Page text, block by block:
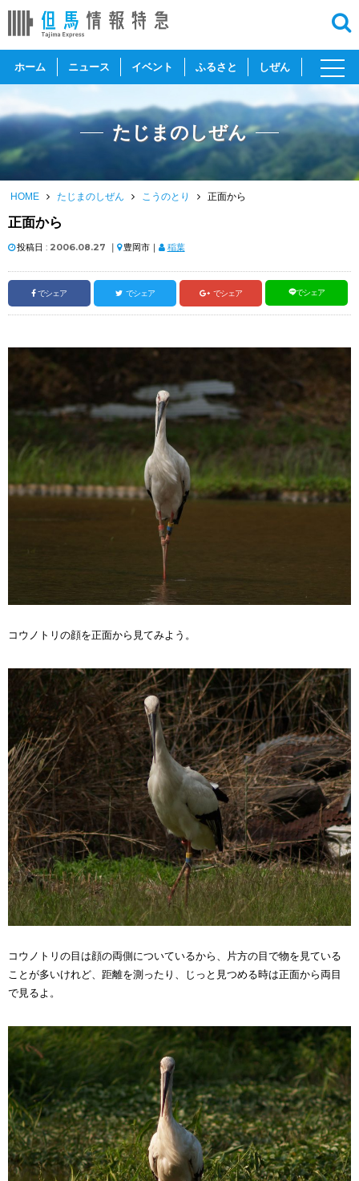
ホーム ニュース イベント ふるさと しぜん
toggle
たじまのしぜん
HOME たじまのしぜん こうのとり 正面から
正面から
投稿日 : 2006.08.27 ｜ 豊岡市｜ 稲葉
でシェア でシェア でシェア でシェア
コウノトリの顔を正面から見てみよう。
コウノトリの目は顔の両側についているから、片方の目で物を見ている
ことが多いけれど、距離を測ったり、じっと見つめる時は正面から両目
で見るよ。